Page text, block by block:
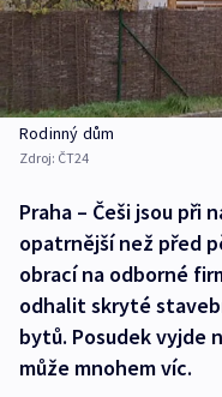
Rodinný dům
Zdroj: ČT24
Praha – Češi jsou při
opatrnější než před
obrací na odborné
odhalit skryté
bytů. Posudek vyjde
může mnohem víc.